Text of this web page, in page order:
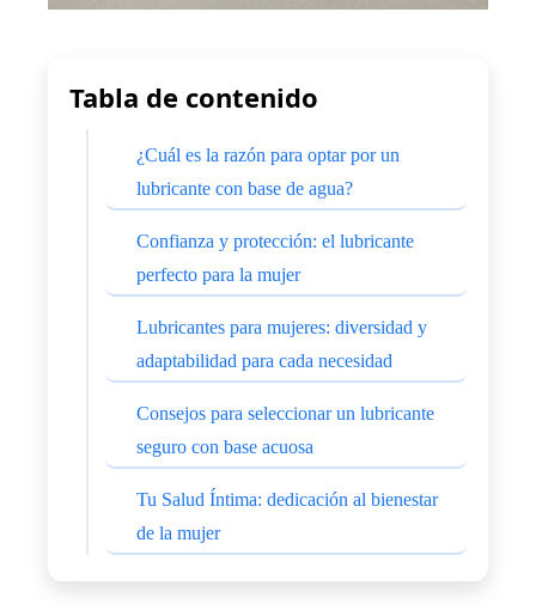
Tabla de contenido
¿Cuál es la razón para optar por un
lubricante con base de agua?
Confianza y protección: el lubricante
perfecto para la mujer
Lubricantes para mujeres: diversidad y
adaptabilidad para cada necesidad
Consejos para seleccionar un lubricante
seguro con base acuosa
Tu Salud Íntima: dedicación al bienestar
de la mujer